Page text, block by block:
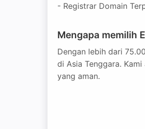
- Registrar Domain
Mengapa memilih
Dengan lebih dari
di Asia Tenggara.
yang aman.